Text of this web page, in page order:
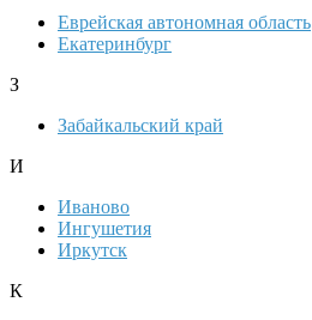
Еврейская автономная область
Екатеринбург
З
Забайкальский край
И
Иваново
Ингушетия
Иркутск
К